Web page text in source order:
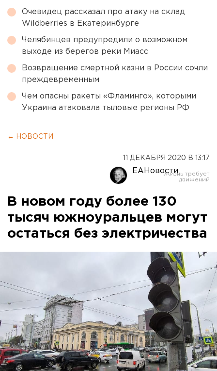
Очевидец рассказал про атаку на склад
Wildberries в Екатеринбурге
Челябинцев предупредили о возможном
выходе из берегов реки Миасс
Возвращение смертной казни в России сочли
преждевременным
Чем опасны ракеты «Фламинго», которыми
Украина атаковала тыловые регионы РФ
← НОВОСТИ
11 ДЕКАБРЯ 2020 В 13:17
ЕАНовости
В новом году более 130
тысяч южноуральцев могут
остаться без электричества